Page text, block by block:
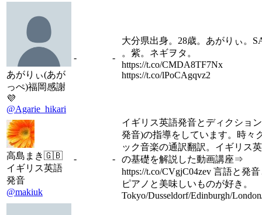
あがりぃ(あが
っぺ)福岡感謝
💜
@Agarie_hikari
- -
大分県出身。28歳。あがりぃ。
。紫。ネギヲタ。
https://t.co/CMDA8TF7Nx
https://t.co/lPoCAgqvz2
高島まき🇬🇧
イギリス英語
発音
@makiuk
- -
イギリス英語発音とディクショ
発音)の指導をしています。時々
ック音楽の通訳翻訳。イギリス
の基礎を解説した動画講座⇒
https://t.co/CVgjC04zev 言語と発
ピアノと美味しいものが好き。
Tokyo/Dusseldorf/Edinburgh/